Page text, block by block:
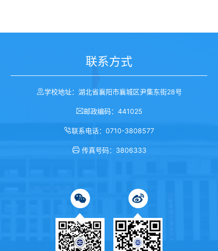
联系方式
学校地址：湖北省襄阳市襄城区尹集东街28号
邮政编码：441025
联系电话：0710-3808577
传真号码：3806333